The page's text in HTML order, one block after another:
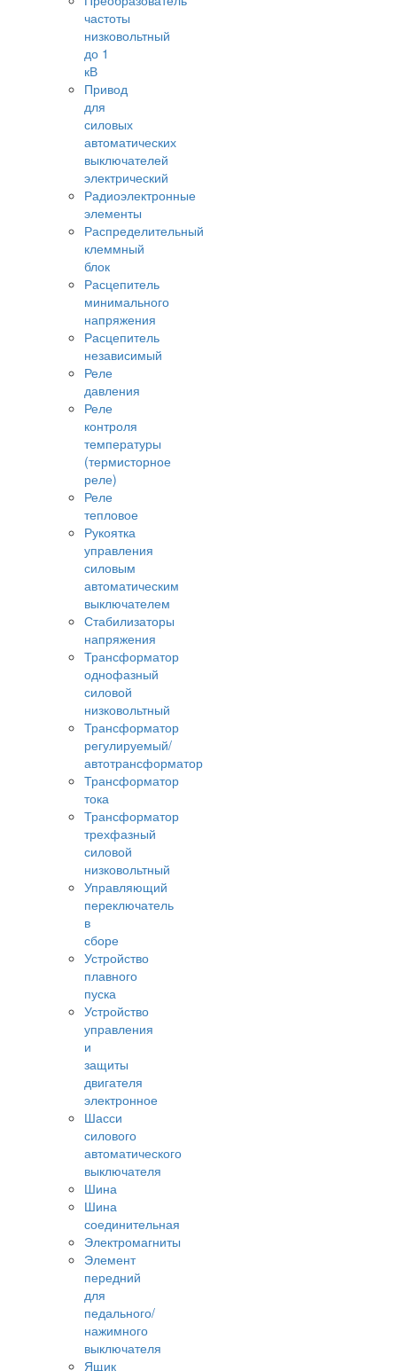
частоты
низковольтный
до 1
кВ
Привод
для
силовых
автоматических
выключателей
электрический
Радиоэлектронные
элементы
Распределительный
клеммный
блок
Расцепитель
минимального
напряжения
Расцепитель
независимый
Реле
давления
Реле
контроля
температуры
(термисторное
реле)
Реле
тепловое
Рукоятка
управления
силовым
автоматическим
выключателем
Стабилизаторы
напряжения
Трансформатор
однофазный
силовой
низковольтный
Трансформатор
регулируемый/
автотрансформатор
Трансформатор
тока
Трансформатор
трехфазный
силовой
низковольтный
Управляющий
переключатель
в
сборе
Устройство
плавного
пуска
Устройство
управления
и
защиты
двигателя
электронное
Шасси
силового
автоматического
выключателя
Шина
Шина
соединительная
Электромагниты
Элемент
передний
для
педального/
нажимного
выключателя
Ящик